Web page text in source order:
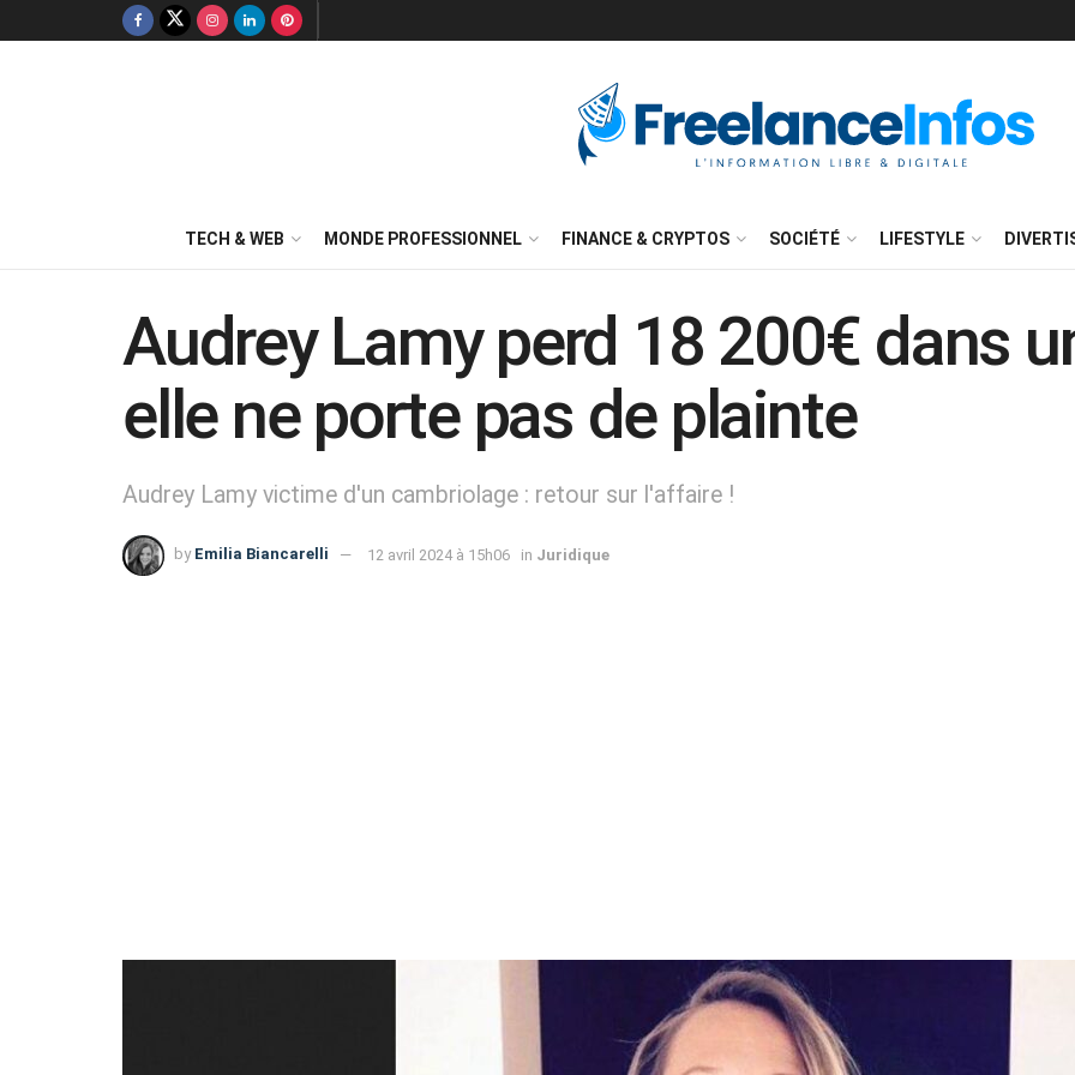
TECH & WEB MONDE PROFESSIONNEL FINANCE & CRYPTOS SOCIÉTÉ LIFESTYLE
Audrey Lamy perd 18 200€ dans
elle ne porte pas de plainte
Audrey Lamy victime d'un cambriolage : retour sur l'affaire !
by Emilia Biancarelli 12 avril 2024 à 15h06 in Juridique